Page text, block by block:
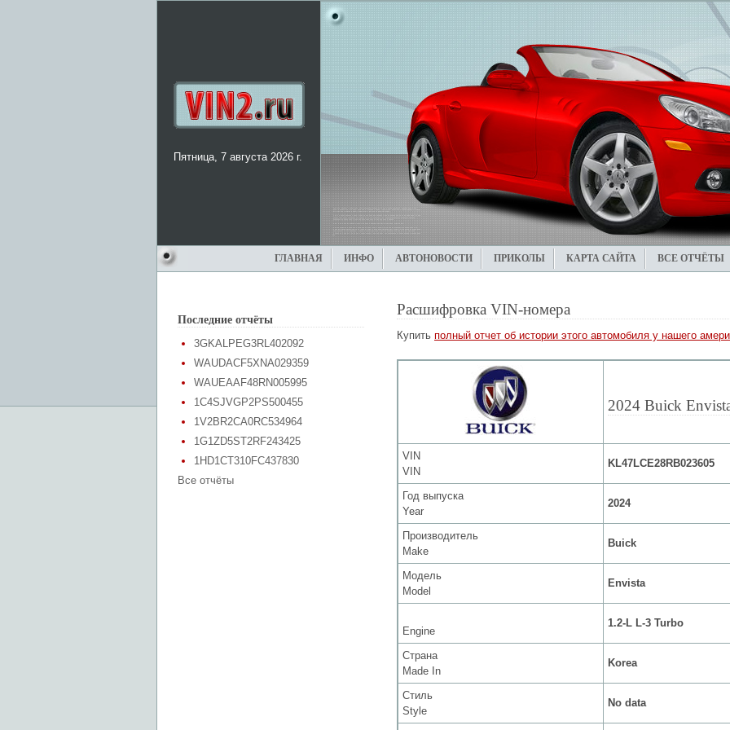
Пятница, 7 августа 2026 г.
ГЛАВНАЯ ИНФО АВТОНОВОСТИ ПРИКОЛЫ КАРТА САЙТА ВСЕ ОТЧЁТЫ
Последние отчёты
3GKALPEG3RL402092
WAUDACF5XNA029359
WAUEAAF48RN005995
1C4SJVGP2PS500455
1V2BR2CA0RC534964
1G1ZD5ST2RF243425
1HD1CT310FC437830
Все отчёты
Расшифровка VIN-номера
Купить полный отчет об истории этого автомобиля у нашего
2024 Buick
VIN
VIN
KL47LCE28RB023605
Год выпуска
Year
2024
Производитель
Make
Buick
Модель
Model
Envista
Engine
1.2-L L-3 Turbo
Страна
Made In
Korea
Стиль
Style
No data